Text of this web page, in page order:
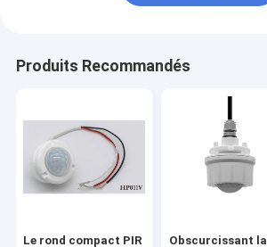
Produits Recommandés
Le rond compact PIR Obscurcissant la